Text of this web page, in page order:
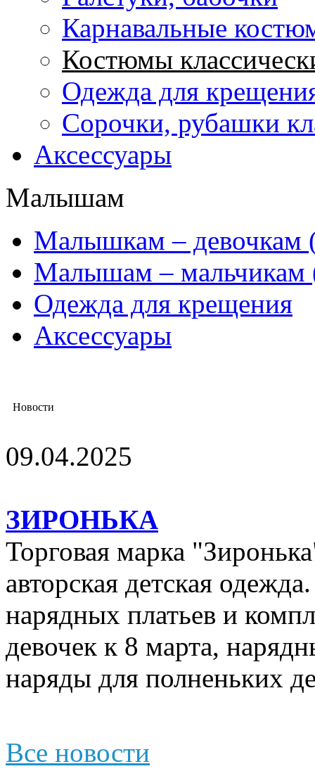
Карнавальные
Костюмы
Одежда для
Сорочки, рубашки
Аксессуары
Малышам
Mалышкам – девочкам
Малышам – мальчикам
Одежда для крещения
Аксессуары
Новости
09.04.2025
ЗИРОНЬКА
Торговая марка
авторская детская
нарядных платьев и
девочек к 8 марта,
наряды для полненьких
Все новости